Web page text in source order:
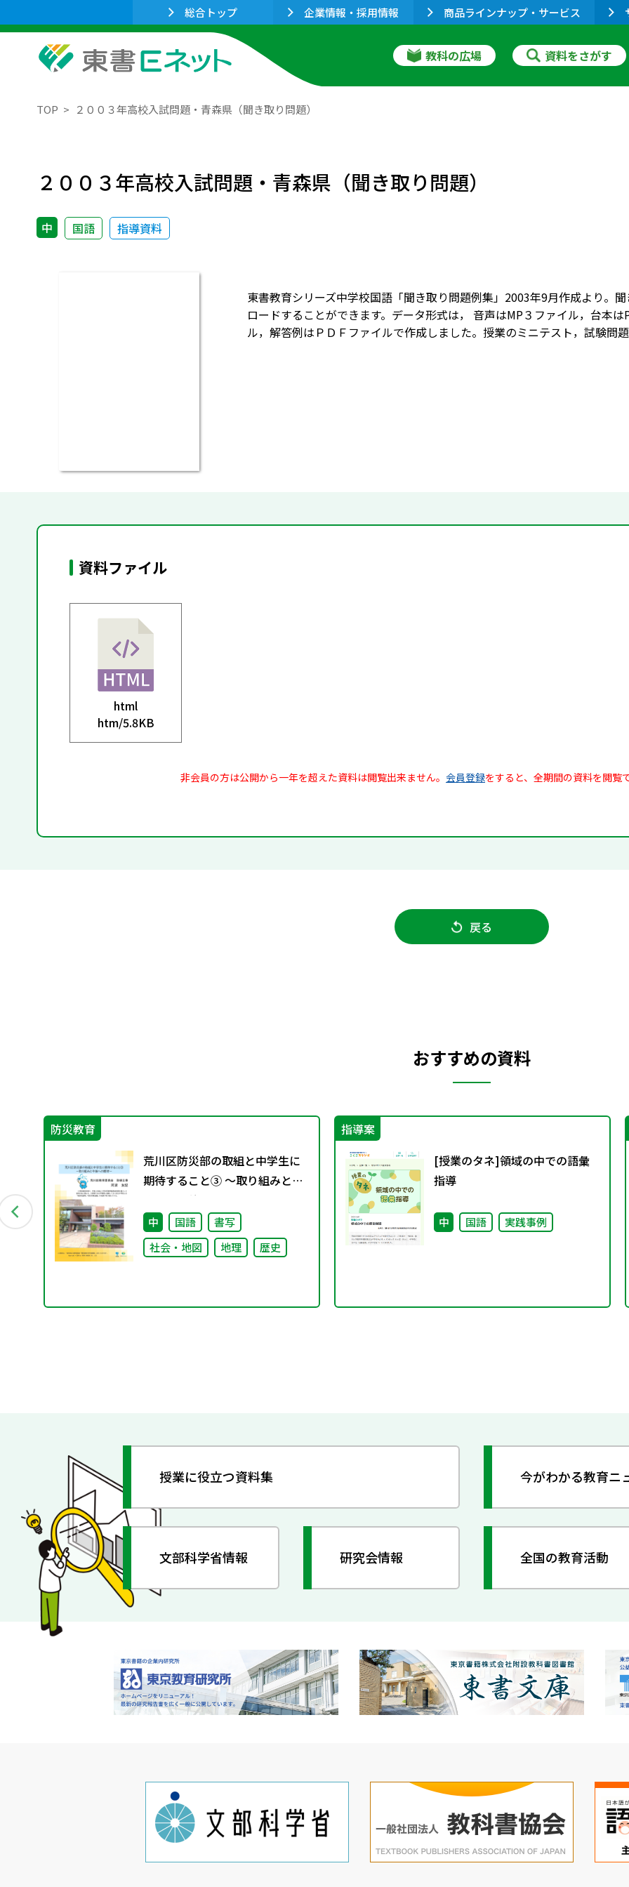
総合トップ 企業情報・採用情報 商品ラインナップ・サービス
教科の広場 資料をさがす
TOP ２００３年高校入試問題・青森県（聞き取り問題）
２００３年高校入試問題・青森県（聞き取り問題）
中 国語 指導資料
東書教育シリーズ中学校国語「聞き取り問題例集」2003年9月作成より。
ロードすることができます。データ形式は， 音声はMP３ファイル，台本
ル，解答例はＰＤＦファイルで作成しました。授業のミニテスト，試験問
資料ファイル
html
htm/5.8KB
非会員の方は公開から一年を超えた資料は閲覧出来ません。 会員登録をすると、全期間の資料を閲覧
戻る
おすすめの資料
防災教育
荒川区防災部の取組と中学生に
期待すること③ ～取り組みと今
後への期待～
中 国語
書写
社会・地図
地理 歴史
指導案
[授業のタネ]領域の中での語彙
指導
中 国語 実践事例
授業に役立つ資料集 今がわかる教育ニ
文部科学省情報 研究会情報 全国の教育活動